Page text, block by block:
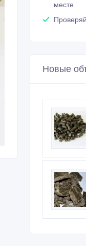
месте
Новые